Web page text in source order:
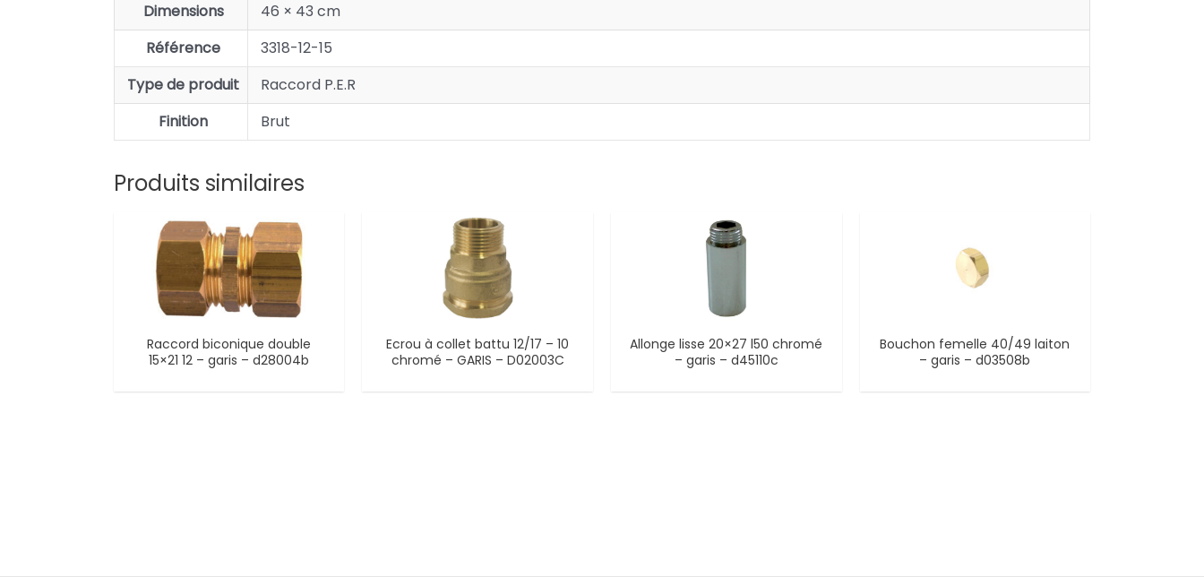
Dimensions
46 × 43 cm
Référence
3318-12-15
Type de produit
Raccord P.E.R
Finition
Brut
Produits similaires
Raccord biconique double
15×21 12 – garis – d28004b
Ecrou à collet battu 12/17 – 10
chromé – GARIS – D02003C
Allonge lisse 20×27 l50 chromé
– garis – d45110c
Bouchon femelle 40/49 laiton
– garis – d03508b